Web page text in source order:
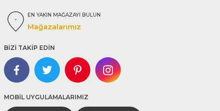
EN YAKIN MAĞAZAYI BULUN
Mağazalarımız
BİZİ TAKİP EDİN
MOBİL UYGULAMALARIMIZ